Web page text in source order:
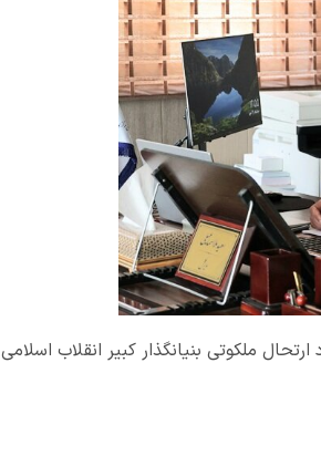
ملکوتی بنیانگذار کبیر انقلاب اسلامی